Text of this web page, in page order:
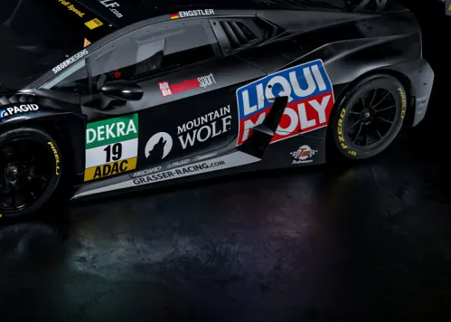
12h-Rennen 24
Stunden24h
24h
Nürburgring2010 2011
20232024 2025 Audi
BMWBoschErgebnis
F1 Ferrari FIAFormel 1
Grüne Hölle GT1GT3
Hockenheim Lamborghini
Langstrecke Lausitzring
Le MansLive Mercedes
Mercedes Benz
Motorsport
Nordschleife
Nürburgring
Oldtimer Oschersleben
Peugeot Porsche